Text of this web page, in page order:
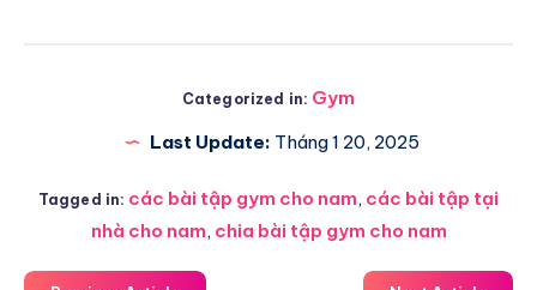
Categorized in: Gym
Last Update: Tháng 1 20, 2025
Tagged in: các bài tập gym cho nam, các bài tập tại
nhà cho nam, chia bài tập gym cho nam